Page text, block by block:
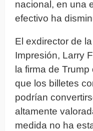
nacional, en una
efectivo ha
El exdirector de
Impresión, Larry
la firma de Trump
que los billetes
podrían
altamente
medida no ha